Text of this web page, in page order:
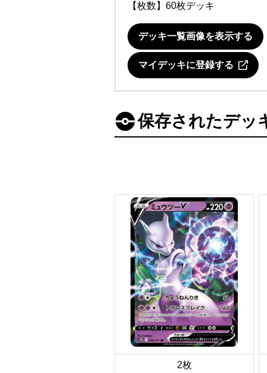
【枚数】60枚デッキ
デッキ一覧画像を表示する
マイデッキに登録する
保存されたデッ
2枚